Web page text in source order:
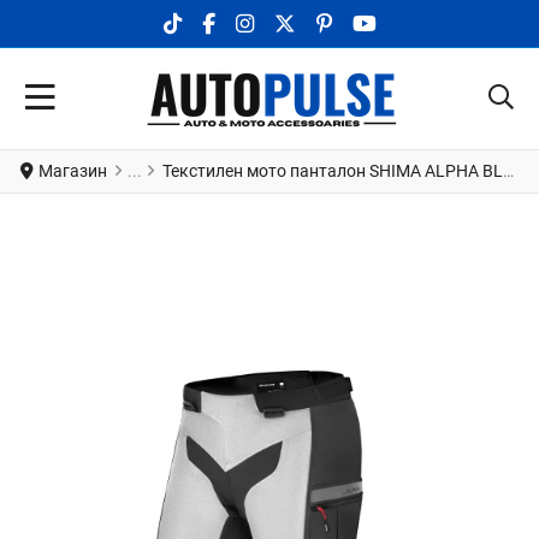
TIKTOK SOCIAL LINK
FACEBOOK SOCIAL LINK
INSTAGRAM SOCIAL LINK
X.COM SOCIAL LINK
PINTEREST SOCIAL LINK
YOUTUBE SOCIAL
Магазин Текстилен мото панталон SHIMA ALPHA BLUE